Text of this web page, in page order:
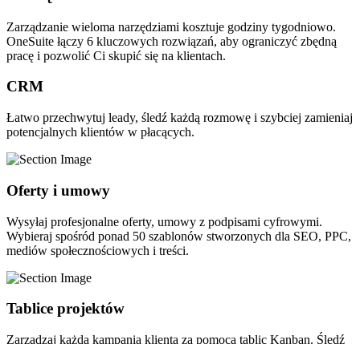
Zarządzanie wieloma narzędziami kosztuje godziny tygodniowo.
OneSuite łączy 6 kluczowych rozwiązań, aby ograniczyć zbędną
pracę i pozwolić Ci skupić się na klientach.
CRM
Łatwo przechwytuj leady, śledź każdą rozmowę i szybciej zamieniaj
potencjalnych klientów w płacących.
Oferty i umowy
Wysyłaj profesjonalne oferty, umowy z podpisami cyfrowymi.
Wybieraj spośród ponad 50 szablonów stworzonych dla SEO, PPC,
mediów społecznościowych i treści.
Tablice projektów
Zarządzaj każdą kampanią klienta za pomocą tablic Kanban. Śledź